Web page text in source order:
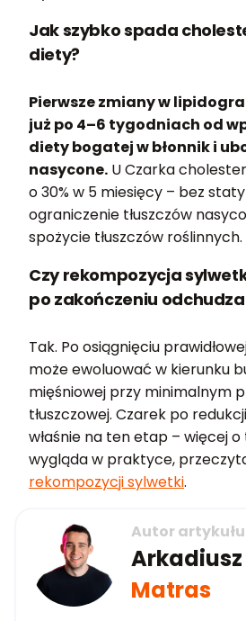
Jak szybko spada
diety?
Pierwsze zmiany w
już po 4–6 tygodniach od
diety bogatej w błonnik i
nasycone. U Czarka
o 30% w 5 miesięcy – bez
ograniczenie tłuszczów
spożycie tłuszczów roślinnych.
Czy rekompozycja
po zakończeniu
Tak. Po osiągnięciu
może ewoluować w kierunku
mięśniowej przy minimalnym
tłuszczowej. Czarek po
właśnie na ten etap – więcej
wygląda w praktyce,
rekompozycji sylwetki.
Autor artykułu
Arkadiusz
Matras